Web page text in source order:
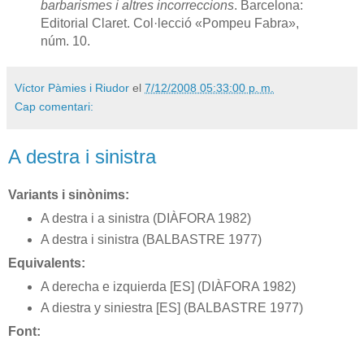
barbarismes i altres incorreccions. Barcelona:
Editorial Claret. Col·lecció «Pompeu Fabra»,
núm. 10.
Víctor Pàmies i Riudor el 7/12/2008 05:33:00 p. m.
Cap comentari:
A destra i sinistra
Variants i sinònims:
A destra i a sinistra (DIÀFORA 1982)
A destra i sinistra (BALBASTRE 1977)
Equivalents:
A derecha e izquierda [ES] (DIÀFORA 1982)
A diestra y siniestra [ES] (BALBASTRE 1977)
Font: